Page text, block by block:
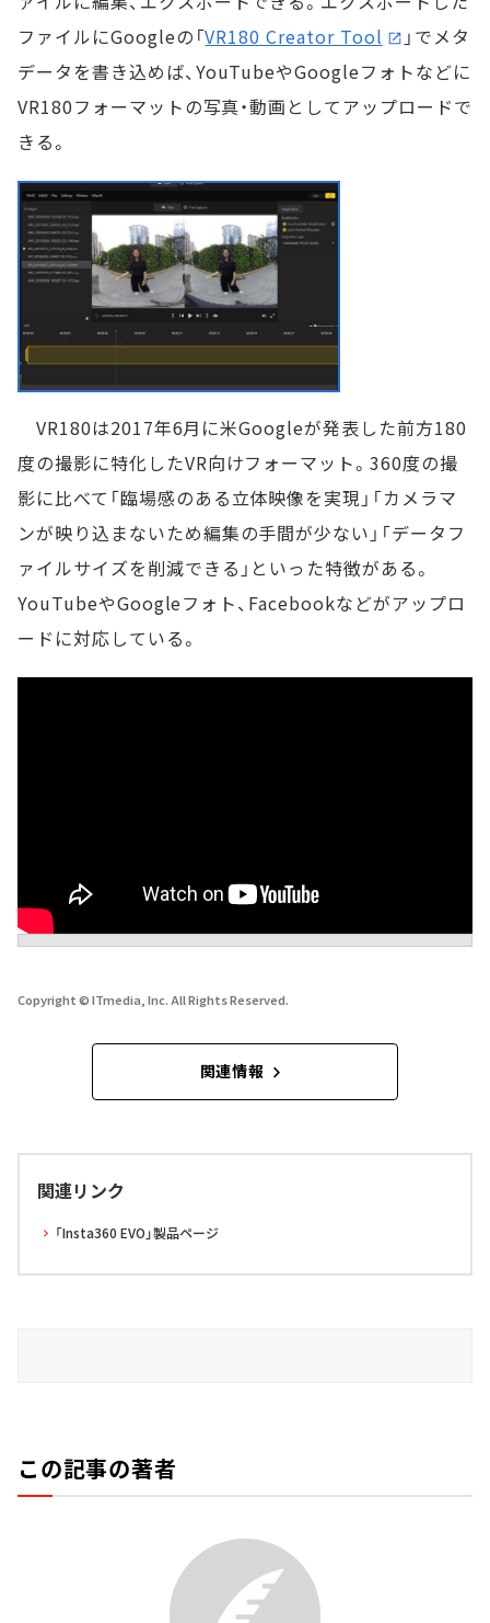
ファイルにGoogleの「VR180 Creator Tool
」でメタ
データを書き込めば、YouTubeやGoogleフォトなどに
VR180フォーマットの写真・動画としてアップロードで
きる。
VR180は2017年6月に米Googleが発表した前方180
度の撮影に特化したVR向けフォーマット。360度の撮
影に比べて「臨場感のある立体映像を実現」「カメラマ
ンが映り込まないため編集の手間が少ない」「データフ
ァイルサイズを削減できる」といった特徴がある。
YouTubeやGoogleフォト、Facebookなどがアップロ
ードに対応している。
Copyright © ITmedia, Inc. All Rights Reserved.
関連情報
関連リンク
「Insta360 EVO」製品ページ
この記事の著者